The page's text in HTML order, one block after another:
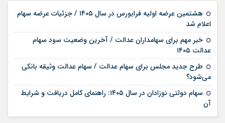
هشتمین عرضه اولیه فرابورس در سال ۱۴۰۵ / جزئیات عرضه سهام
اعلام شد
خبر مهم برای سهامداران عدالت / آخرین وضعیت سود سهام
عدالت ۱۴۰۵
طرح جدید مجلس برای سهام عدالت / سهام عدالت وثیقه بانکی
می‌شود؟
سهام دولتی نوزادان در سال ۱۴۰۵: راهنمای کامل دریافت و شرایط
آن